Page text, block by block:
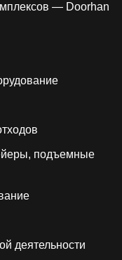
— Doorhan
подъемные
деятельности